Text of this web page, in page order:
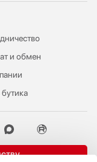
и обмен